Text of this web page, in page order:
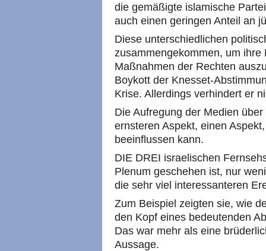
die gemäßigte islamische
auch einen geringen Anteil an
Diese unterschiedlichen
zusammengekommen, um
Maßnahmen der Rechten
Boykott der Knesset-
Krise. Allerdings verhindert er
Die Aufregung der Medien
ernsteren Aspekt, einen
beeinflussen kann.
DIE DREI israelischen
Plenum geschehen ist, nur
die sehr viel interessanteren
Zum Beispiel zeigten sie, wie
den Kopf eines bedeutenden
Das war mehr als eine
Aussage.